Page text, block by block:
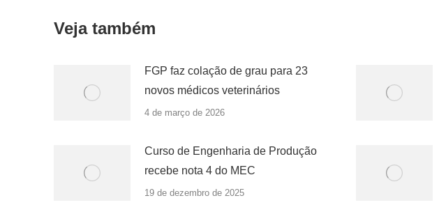
Veja também
FGP faz colação de grau para 23
novos médicos veterinários
4 de março de 2026
Curso de Engenharia de Produção
recebe nota 4 do MEC
19 de dezembro de 2025